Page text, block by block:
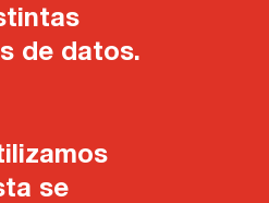
de datos.
se